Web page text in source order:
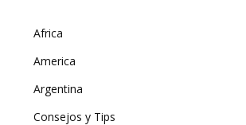
Africa
America
Argentina
Consejos y Tips